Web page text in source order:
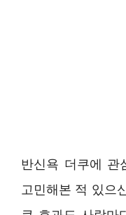
반신욕 더쿠에 관
고민해본 적 있으